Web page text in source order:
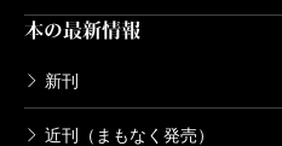
本の最新情報
新刊
近刊（まもなく発売）